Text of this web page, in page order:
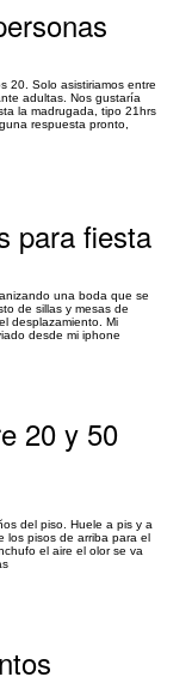
20. Solo asistiriamos entre
adultas. Nos gustaría
la madrugada, tipo 21hrs
respuesta pronto,
para fiesta
una boda que se
de sillas y mesas de
desplazamiento. Mi
desde mi iphone
20 y 50
del piso. Huele a pis y a
los pisos de arriba para el
el aire el olor se va